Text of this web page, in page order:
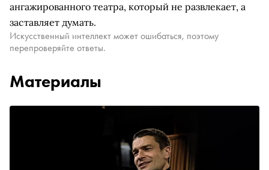
ангажированного театра, который не развлекает, а
заставляет думать.
Искусственный интеллект может ошибаться, поэтому
перепроверяйте ответы.
Материалы